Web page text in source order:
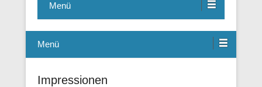
Menü
Menü
Impressionen